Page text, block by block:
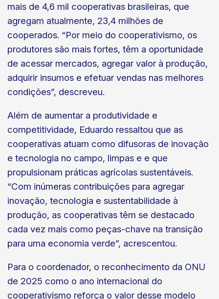
mais de 4,6 mil cooperativas brasileiras, que
agregam atualmente, 23,4 milhões de
cooperados. “Por meio do cooperativismo, os
produtores são mais fortes, têm a oportunidade
de acessar mercados, agregar valor à produção,
adquirir insumos e efetuar vendas nas melhores
condições”, descreveu.
Além de aumentar a produtividade e
competitividade, Eduardo ressaltou que as
cooperativas atuam como difusoras de inovação
e tecnologia no campo, limpas e e que
propulsionam práticas agrícolas sustentáveis.
“Com inúmeras contribuições para agregar
inovação, tecnologia e sustentabilidade à
produção, as cooperativas têm se destacado
cada vez mais como peças-chave na transição
para uma economia verde”, acrescentou.
Para o coordenador, o reconhecimento da ONU
de 2025 como o ano internacional do
cooperativismo reforça o valor desse modelo